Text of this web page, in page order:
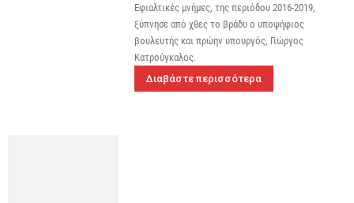
Εφιαλτικές μνήμες, της περιόδου 2016-2019,
ξύπνησε από χθες το βράδυ ο υποψήφιος
βουλευτής και πρώην υπουργός, Γιώργος
Κατρούγκαλος.
Διαβάστε περισσότερα